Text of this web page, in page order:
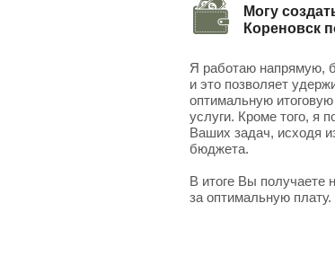
Могу
Кореновск
Я работаю напрямую,
и это позволяет
оптимальную
услуги. Кроме того, я
Ваших задач, исходя
бюджета.
В итоге Вы получаете
за оптимальную плату.